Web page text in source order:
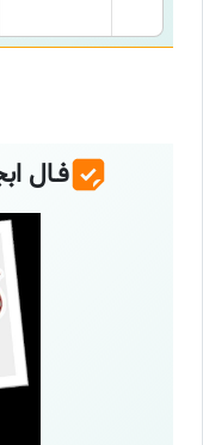
فـال